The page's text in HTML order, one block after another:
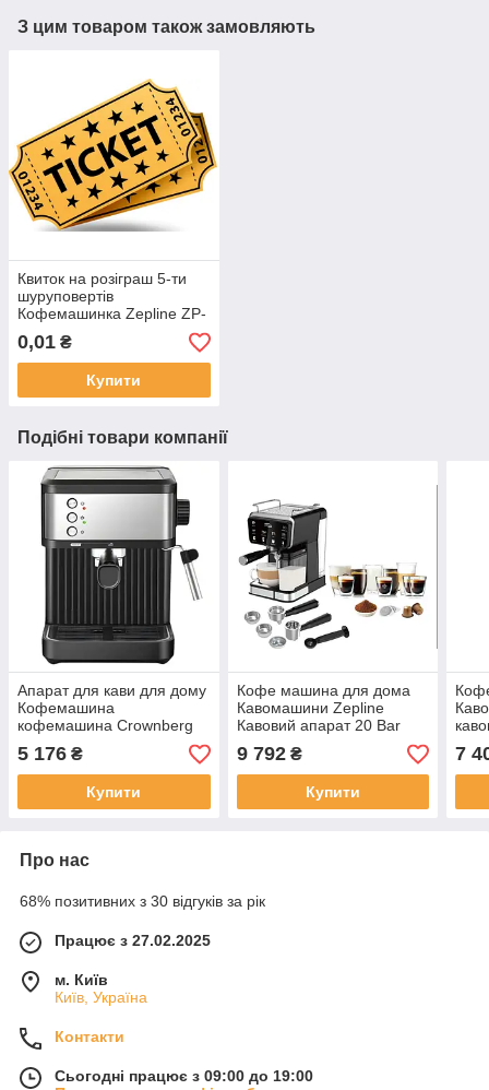
З цим товаром також замовляють
Квиток на розіграш 5-ти
шуруповертів
Кофемашинка Zepline ZP-
6806
0,01 ₴
Купити
Подібні товари компанії
Апарат для кави для дому
Кофемашина
кофемашина Crownberg
кавомашина) кавомашини
20 барів Кавоварки
електричні
5 176 ₴
Купити
Кофе машина для дома
Кавомашини Zepline
Кавовий апарат 20 Bar
кав'ярні кавоварка на
подарунок Кафемашина
9 792₴
Купити
7
Про нас
68% позитивних з 30 відгуків за рік
Працює з 27.02.2025
м. Київ
Київ, Україна
Контакти
Сьогодні працює з 09:00 до 19:00